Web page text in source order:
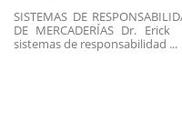
SISTEMAS DE
DE MERCADERÍAS Dr.
sistemas de responsabilidad ...